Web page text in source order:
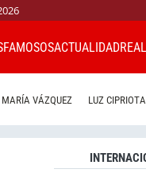
FAMOSOSACTUALIDAD
MARÍA VÁZQUEZ LUZ CIPRIOTA